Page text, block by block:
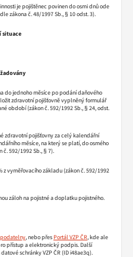
je pojištěnec povinen do osmi dnů ode
zákona č. 48/1997 Sb., § 10 odst. 3).
situace
do jednoho měsíce po podání daňového
zdravotní pojišťovně vyplněný formulář
období (zákon č. 592/1992 Sb., § 24, odst.
zdravotní pojišťovny za celý kalendářní
měsíce, na který se platí, do osmého
č. 592/1992 Sb., § 7).
z vyměřovacího základu (zákon č. 592/1992
záloh na pojistné a doplatku pojistného.
, nebo přes Portál VZP ČR, kde ale
přístup a elektronický podpis. Další
schránky VZP ČR (ID i48ae3q).